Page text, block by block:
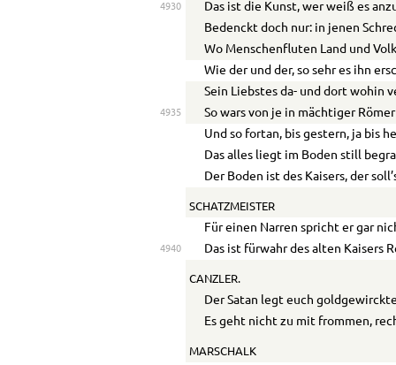
4930
Das ist die Kunst, wer weiß es
Bedenckt doch nur: in jenen
Wo Menschenfluten Land und
Wie der und der, so sehr es ihn
Sein Liebstes da- und dort wohin
4935
So wars von je in mächtiger
Und so fortan, bis gestern, ja bis
Das alles liegt im Boden still
Der Boden ist des Kaisers, der
SCHATZMEISTER
Für einen Narren spricht er gar
4940 Das ist fürwahr des alten Kaisers
CANZLER.
Der Satan legt euch
Es geht nicht zu mit frommen,
MARSCHALK